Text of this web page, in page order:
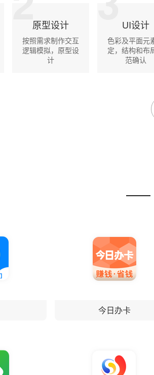
原型设计
按照需求制作交互
逻辑模拟，原型设
计
UI设计
色彩及平面元
定，结构和布
范确认
——
今日办卡